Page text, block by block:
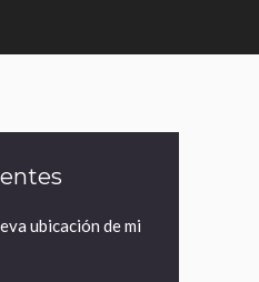
ubicación de mi